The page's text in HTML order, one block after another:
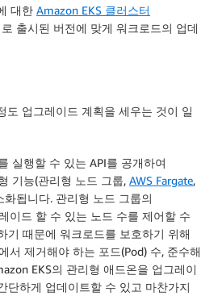
대한 Amazon EKS 클러스터
출시된 버전에 맞게 워크로드의 업데
도 업그레이드 계획을 세우는 것이 일
실행할 수 있는 API를 공개하여
기능(관리형 노드 그룹, AWS Fargate,
됩니다. 관리형 노드 그룹의
이드 할 수 있는 노드 수를 제어할 수
기 때문에 워크로드를 보호하기 위해
서 제거해야 하는 포드(Pod) 수, 준수해
EKS의 관리형 애드온을 업그레이
단하게 업데이트할 수 있고 마찬가지